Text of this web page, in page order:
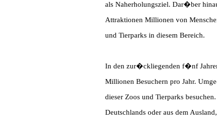
als Naherholungsziel. Dar�ber
Attraktionen Millionen von
und Tierparks in diesem Bereich.
In den zur�ckliegenden f�nf
Millionen Besuchern pro Jahr.
dieser Zoos und Tierparks
Deutschlands oder aus dem